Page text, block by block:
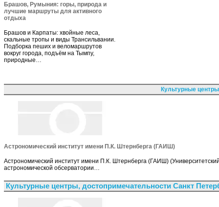
Брашов, Румыния: горы, природа и
лучшие маршруты для активного
отдыха
Брашов и Карпаты: хвойные леса,
скальные тропы и виды Трансильвании.
Подборка пеших и веломаршрутов
вокруг города, подъём на Тымпу,
природные…
Культурные
Астрономический институт имени П.К. Штернберга (ГАИШ)
Астрономический институт имени П.К. Штернберга (ГАИШ)
астрономической обсерватории…
Культурные центры, достопримечательности Санкт